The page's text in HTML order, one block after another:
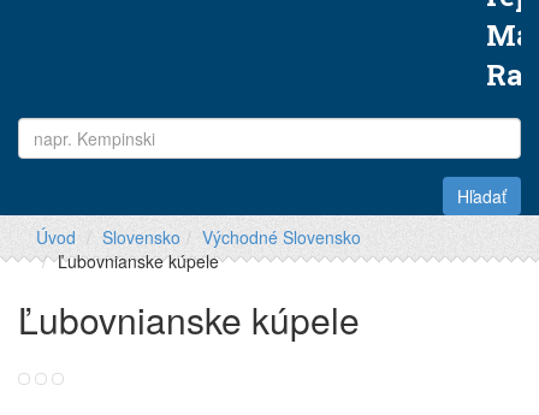
Hľadať
Úvod
Slovensko
Východné Slovensko
Ľubovnianske kúpele
Ľubovnianske kúpele